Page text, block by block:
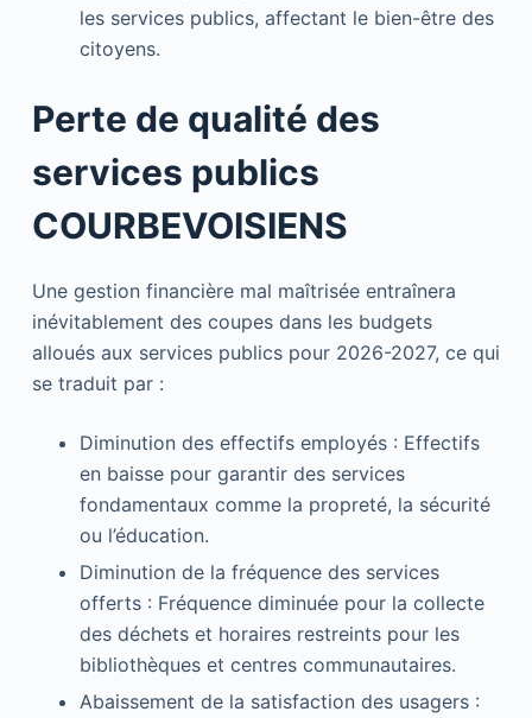
les services publics, affectant le bien-être des
citoyens.
Perte de qualité des
services publics
COURBEVOISIENS
Une gestion financière mal maîtrisée entraînera
inévitablement des coupes dans les budgets
alloués aux services publics pour 2026-2027, ce qui
se traduit par :
Diminution des effectifs employés : Effectifs
en baisse pour garantir des services
fondamentaux comme la propreté, la sécurité
ou l’éducation.
Diminution de la fréquence des services
offerts : Fréquence diminuée pour la collecte
des déchets et horaires restreints pour les
bibliothèques et centres communautaires.
Abaissement de la satisfaction des usagers :